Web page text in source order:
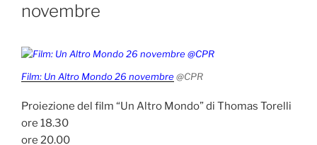
novembre
Film: Un Altro Mondo 26 novembre @CPR
Proiezione del film “Un Altro Mondo” di Thomas Torelli
ore 18.30
ore 20.00